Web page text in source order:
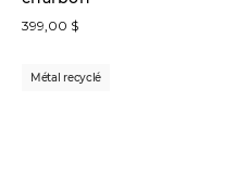
399,00 $
Métal recyclé